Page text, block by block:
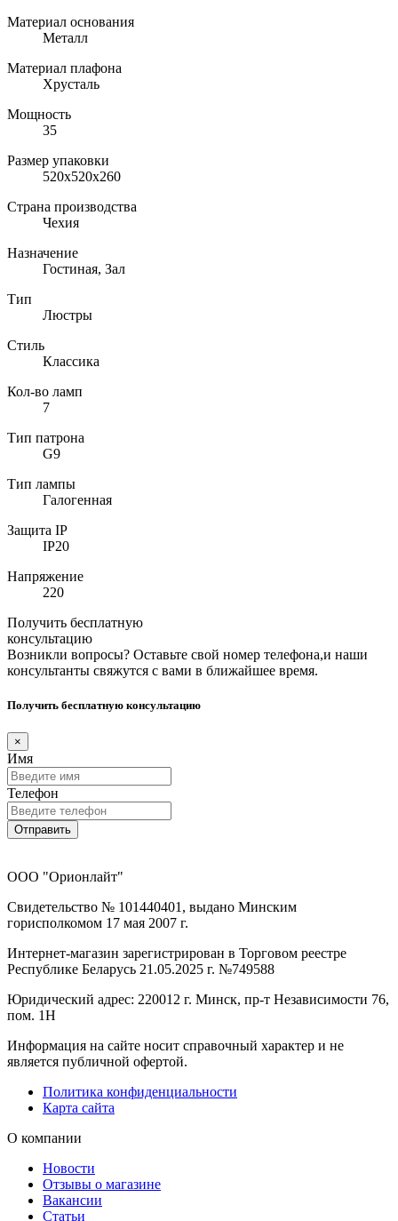
Материал основания
Металл
Материал плафона
Хрусталь
Мощность
35
Размер упаковки
520x520x260
Страна производства
Чехия
Назначение
Гостиная, Зал
Тип
Люстры
Стиль
Классика
Кол-во ламп
7
Тип патрона
G9
Тип лампы
Галогенная
Защита IP
IP20
Напряжение
220
Получить бесплатную
консультацию
Возникли вопросы? Оставьте свой номер телефона,и наши
консультанты свяжутся с вами в ближайшее время.
Получить бесплатную консультацию
×
Имя
Телефон
Отправить
ООО "Орионлайт"
Свидетельство № 101440401, выдано Минским
горисполкомом 17 мая 2007 г.
Интернет-магазин зарегистрирован в Торговом реестре
Республике Беларусь 21.05.2025 г. №749588
Юридический адрес: 220012 г. Минск, пр-т Независимости 76,
пом. 1Н
Информация на сайте носит справочный характер и не
является публичной офертой.
Политика конфиденциальности
Карта сайта
О компании
Новости
Отзывы о магазине
Вакансии
Статьи